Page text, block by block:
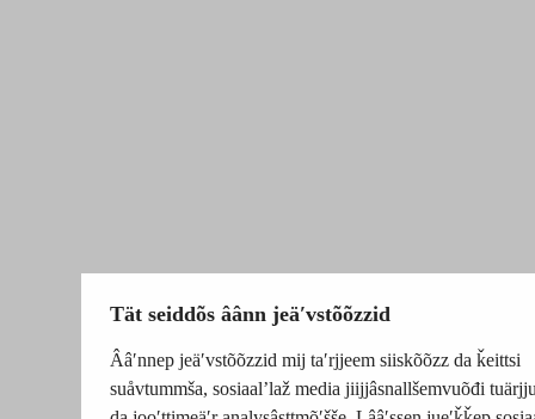
Tät seiddõs âânn jeäʹvstõõzzid
Ââʹnnep jeäʹvstõõzzid mij taʹrjjeem siiskõõzz da ǩeittsi
suåvtummša, sosiaalʼlaž media jiijjâsnallšemvuõđi